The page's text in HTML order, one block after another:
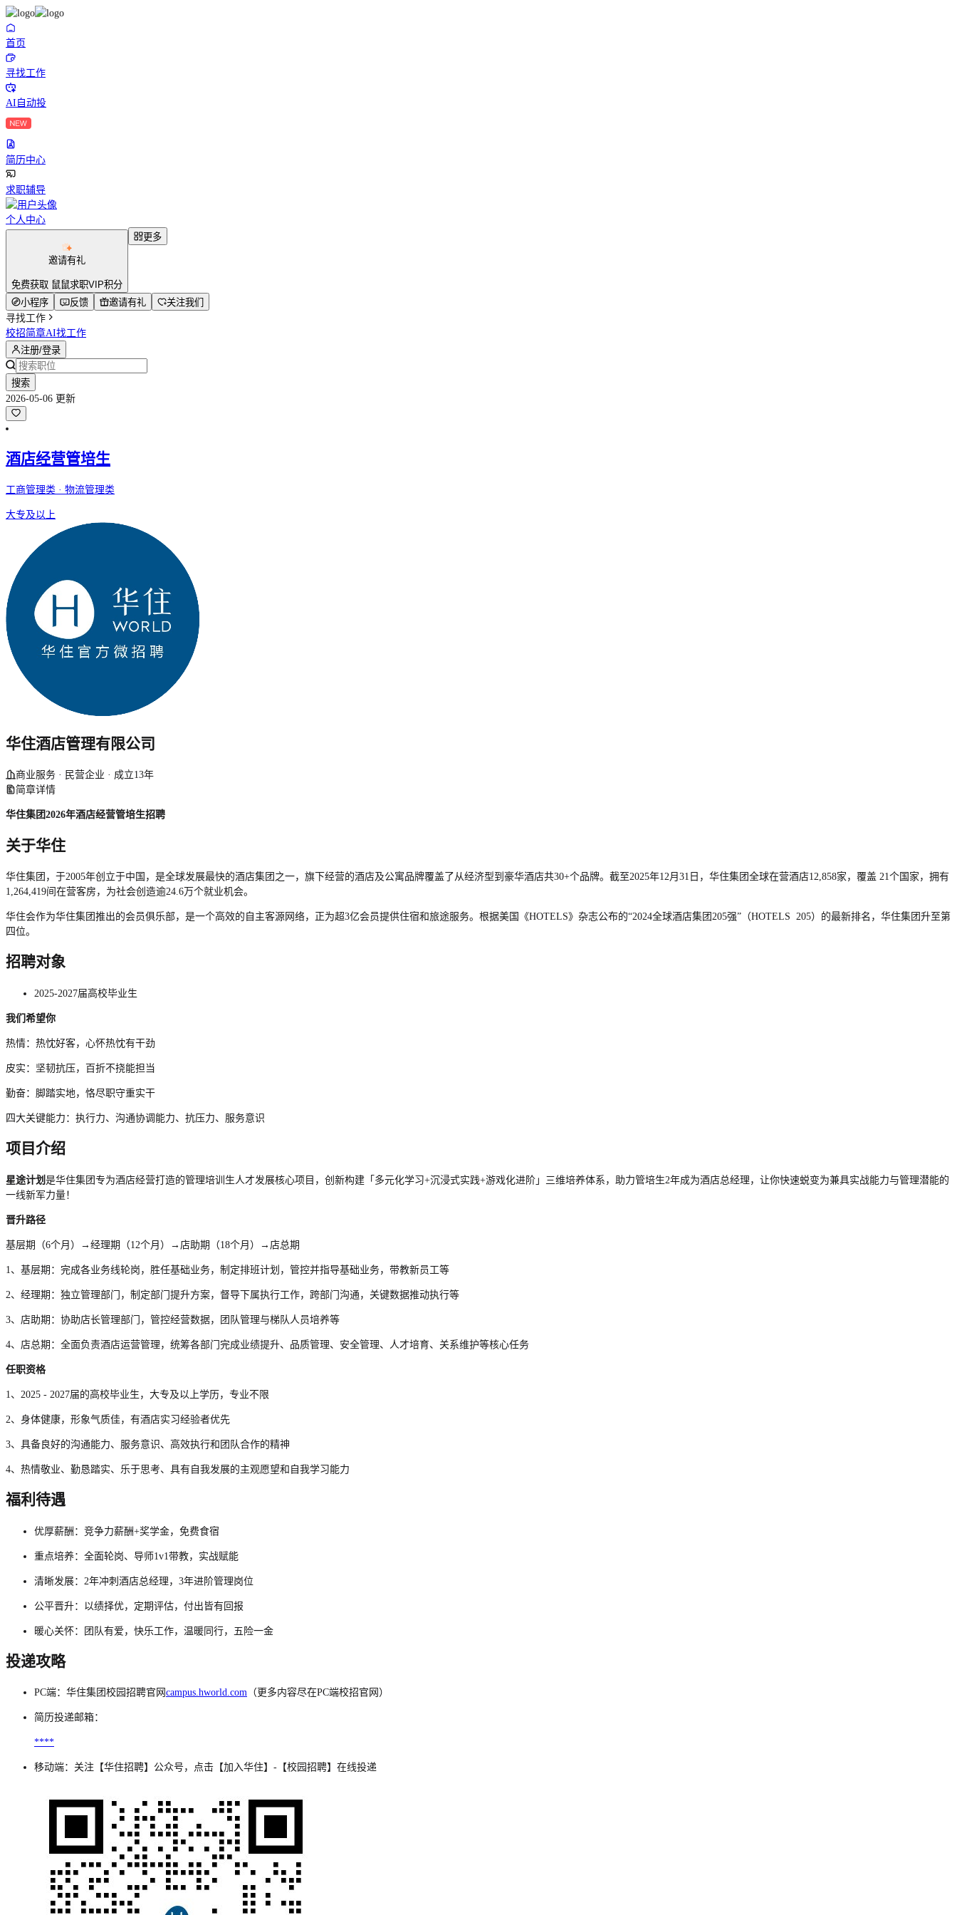
首页
寻找工作
AI自动投
简历中心
求职辅导
个人中心
邀请有礼
免费获取 鼠鼠求职VIP积分
更多
小程序 反馈 邀请有礼
关注我们
寻找工作
校招简章AI找工作
注册/登录
搜索
2026-05-06 更新
酒店经营管培生
工商管理类 · 物流管理类
大专及以上
华住酒店管理有限公司
商业服务 · 民营企业 · 成立13年
简章详情
华住集团2026年酒店经营管培生招聘
关于华住
华住集团，于2005年创立于中国，是全球发展最快的酒店集团之一，旗下经营的酒店及公寓品牌覆盖了从经济型到豪华酒店共30+个品牌。截至2025年12月31日，华住集团全球在营酒店12,858家，覆盖 21个国家，拥有
1,264,419间在营客房，为社会创造逾24.6万个就业机会。
华住会作为华住集团推出的会员俱乐部，是一个高效的自主客源网络，正为超3亿会员提供住宿和旅途服务。根据美国《HOTELS》杂志公布的“2024全球酒店集团205强”（HOTELS 205）的最新排名，华住集团升至第
四位。
招聘对象
2025-2027届高校毕业生
我们希望你
热情：热忱好客，心怀热忱有干劲
皮实：坚韧抗压，百折不挠能担当
勤奋：脚踏实地，恪尽职守重实干
四大关键能力：执行力、沟通协调能力、抗压力、服务意识
项目介绍
星途计划 是华住集团专为酒店经营打造的管理培训生人才发展核心项目，创新构建「多元化学习+沉浸式实践+游戏化进阶」三维培养体系，助力管培生2年成为酒店总经理，让你快速蜕变为兼具实战能力与管理潜能的
一线新军力量！
晋升路径
基层期（6个月）→经理期（12个月）→店助期（18个月）→店总期
1、基层期：完成各业务线轮岗，胜任基础业务，制定排班计划，管控并指导基础业务，带教新员工等
2、经理期：独立管理部门，制定部门提升方案，督导下属执行工作，跨部门沟通，关键数据推动执行等
3、店助期：协助店长管理部门，管控经营数据，团队管理与梯队人员培养等
4、店总期：全面负责酒店运营管理，统筹各部门完成业绩提升、品质管理、安全管理、人才培育、关系维护等核心任务
任职资格
1、2025 - 2027届的高校毕业生，大专及以上学历，专业不限
2、身体健康，形象气质佳，有酒店实习经验者优先
3、具备良好的沟通能力、服务意识、高效执行和团队合作的精神
4、热情敬业、勤恳踏实、乐于思考、具有自我发展的主观愿望和自我学习能力
福利待遇
优厚薪酬：竞争力薪酬+奖学金，免费食宿
重点培养：全面轮岗、导师1v1带教，实战赋能
清晰发展：2年冲刺酒店总经理，3年进阶管理岗位
公平晋升：以绩择优，定期评估，付出皆有回报
暖心关怀：团队有爱，快乐工作，温暖同行，五险一金
投递攻略
PC端：华住集团校园招聘官网 campus.hworld.com （更多内容尽在PC端校招官网）
简历投递邮箱：
****
移动端：关注【华住招聘】公众号，点击【加入华住】-【校园招聘】在线投递